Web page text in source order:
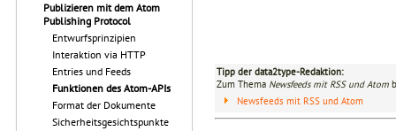
Publizieren mit dem Atom
Publishing Protocol
Entwurfsprinzipien
Interaktion via HTTP
Entries und Feeds
Funktionen des Atom-APIs
Format der Dokumente
Sicherheitsgesichtspunkte
Tipp der data2type-Redaktion:
Zum Thema Newsfeeds mit RSS und Atom
Newsfeeds mit RSS und Atom